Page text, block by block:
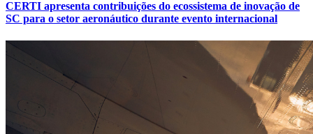
CERTI apresenta contribuições do ecossistema de inovação de
SC para o setor aeronáutico durante evento internacional